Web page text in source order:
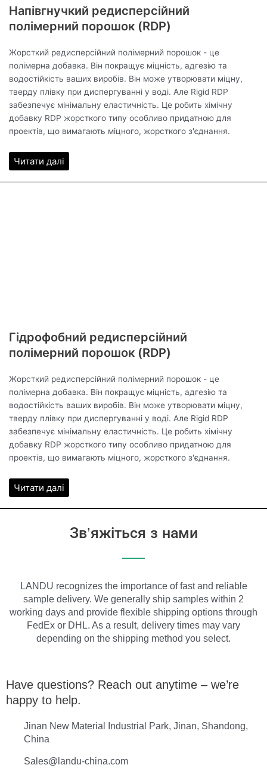
Напівгнучкий редисперсійний
полімерний порошок (RDP)
Жорсткий редисперсійний полімерний порошок - це
полімерна добавка. Він покращує міцність, адгезію та
водостійкість ваших виробів. Він може утворювати міцну,
тверду плівку при диспергуванні у воді. Але Rigid RDP
забезпечує мінімальну еластичність. Це робить хімічну
добавку RDP жорсткого типу особливо придатною для
проектів, що вимагають міцного, жорсткого з'єднання.
Читати далі
Гідрофобний редисперсійний
полімерний порошок (RDP)
Жорсткий редисперсійний полімерний порошок - це
полімерна добавка. Він покращує міцність, адгезію та
водостійкість ваших виробів. Він може утворювати міцну,
тверду плівку при диспергуванні у воді. Але Rigid RDP
забезпечує мінімальну еластичність. Це робить хімічну
добавку RDP жорсткого типу особливо придатною для
проектів, що вимагають міцного, жорсткого з'єднання.
Читати далі
Зв’яжіться з нами
LANDU recognizes the importance of fast and reliable
sample delivery. We generally ship samples within 2
working days and provide flexible shipping options through
FedEx or DHL. As a result, delivery times may vary
depending on the shipping method you select.
Have questions? Reach out anytime – we’re
happy to help.
Jinan New Material Industrial Park, Jinan, Shandong,
China
Sales@landu-china.com